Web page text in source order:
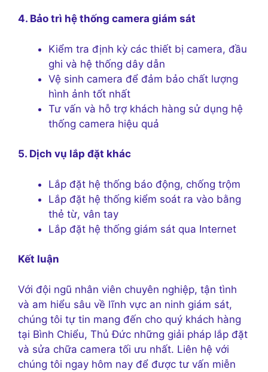
4. Bảo trì hệ thống camera giám sát
Kiểm tra định kỳ các thiết bị camera, đầu
ghi và hệ thống dây dẫn
Vệ sinh camera để đảm bảo chất lượng
hình ảnh tốt nhất
Tư vấn và hỗ trợ khách hàng sử dụng hệ
thống camera hiệu quả
5. Dịch vụ lắp đặt khác
Lắp đặt hệ thống báo động, chống trộm
Lắp đặt hệ thống kiểm soát ra vào bằng
thẻ từ, vân tay
Lắp đặt hệ thống giám sát qua Internet
Kết luận
Với đội ngũ nhân viên chuyên nghiệp, tận tình
và am hiểu sâu về lĩnh vực an ninh giám sát,
chúng tôi tự tin mang đến cho quý khách hàng
tại Bình Chiểu, Thủ Đức những giải pháp lắp đặt
và sửa chữa camera tối ưu nhất. Liên hệ với
chúng tôi ngay hôm nay để được tư vấn miễn